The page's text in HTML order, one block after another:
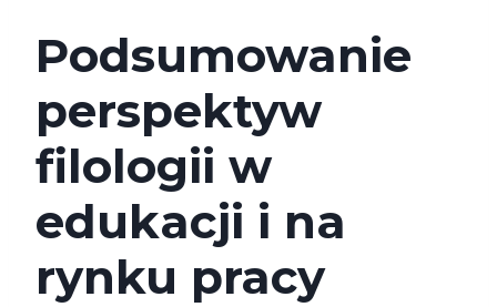
Podsumowanie
perspektyw
filologii w
edukacji i na
rynku pracy